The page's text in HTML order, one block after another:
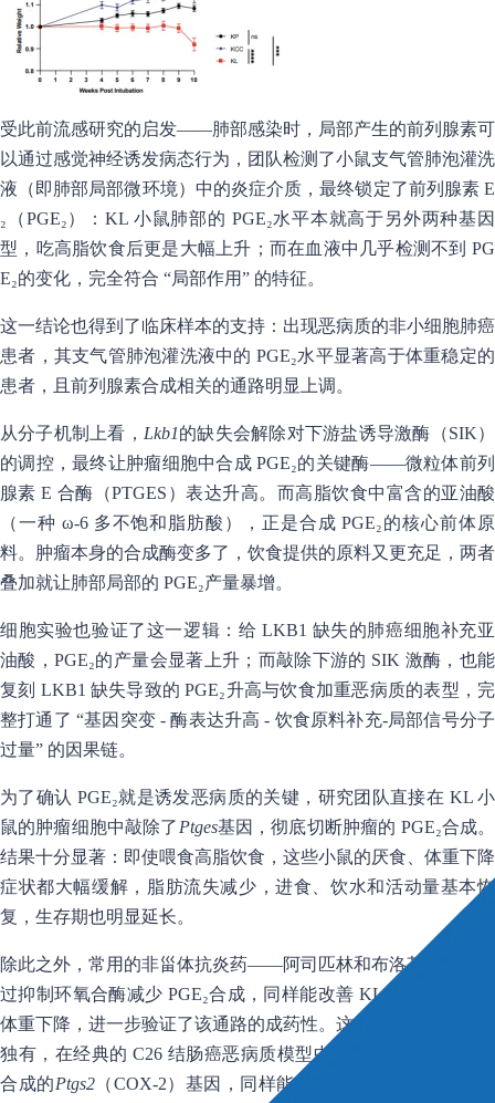
受此前流感研究的启发——肺部感染时，局部产生的前列腺素可
以通过感觉神经诱发病态行为，团队检测了小鼠支气管肺泡灌洗
液（即肺部局部微环境）中的炎症介质，最终锁定了前列腺素 E
₂（PGE₂）：KL 小鼠肺部的 PGE₂水平本就高于另外两种基因
型，吃高脂饮食后更是大幅上升；而在血液中几乎检测不到 PG
E₂的变化，完全符合 “局部作用” 的特征。
这一结论也得到了临床样本的支持：出现恶病质的非小细胞肺癌
患者，其支气管肺泡灌洗液中的 PGE₂水平显著高于体重稳定的
患者，且前列腺素合成相关的通路明显上调。
从分子机制上看， Lkb1的缺失会解除对下游盐诱导激酶（SIK）
的调控，最终让肿瘤细胞中合成 PGE₂的关键酶——微粒体前列
腺素 E 合酶（PTGES）表达升高。而高脂饮食中富含的亚油酸
（一种 ω-6 多不饱和脂肪酸），正是合成 PGE₂的核心前体原
料。肿瘤本身的合成酶变多了，饮食提供的原料又更充足，两者
叠加就让肺部局部的 PGE₂产量暴增。
细胞实验也验证了这一逻辑：给 LKB1 缺失的肺癌细胞补充亚
油酸，PGE₂的产量会显著上升；而敲除下游的 SIK 激酶，也能
复刻 LKB1 缺失导致的 PGE₂升高与饮食加重恶病质的表型，完
整打通了 “基因突变 - 酶表达升高 - 饮食原料补充-局部信号分子
过量” 的因果链。
为了确认 PGE₂就是诱发恶病质的关键，研究团队直接在 KL 小
鼠的肿瘤细胞中敲除了Ptges基因，彻底切断肿瘤的 PGE₂合成。
结果十分显著：即使喂食高脂饮食，这些小鼠的厌食、体重下降
症状都大幅缓解，脂肪流失减少，进食、饮水和活动量基本恢
复，生存期也明显延长。
除此之外，常用的非甾体抗炎药——阿司匹林和布洛芬，都能通
过抑制环氧合酶减少 PGE₂合成，同样能改善 KL 小鼠的进食与
体重下降，进一步验证了该通路的成药性。这一机制也并非肺癌
独有，在经典的 C26 结肠癌恶病质模型中，敲除负责前列腺素
合成的Ptgs2（COX-2）基因，同样能缓解厌食、体重流失与肌